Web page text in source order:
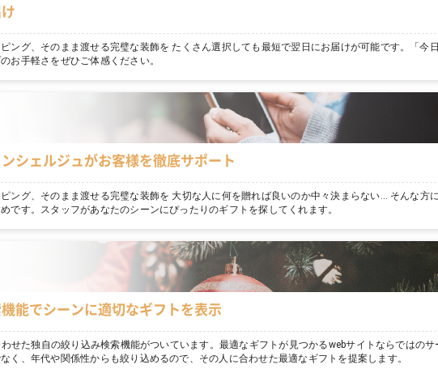
ング、そのまま渡せる完璧な装飾を たくさん選択しても最短で翌日にお届けが可能です。「今
お手軽さをぜひご体感ください。
シェルジュがお客様を徹底サポート
ング、そのまま渡せる完璧な装飾を 大切な人に何を贈れば良いのか中々決まらない… そんな方
です。スタッフがあなたのシーンにぴったりのギフトを探してくれます。
能でシーンに適切なギフトを表示
せた独自の絞り込み検索機能がついています。最適なギフトが見つかるwebサイトならではのサ
く、年代や関係性からも絞り込めるので、その人に合わせた最適なギフトを提案します。